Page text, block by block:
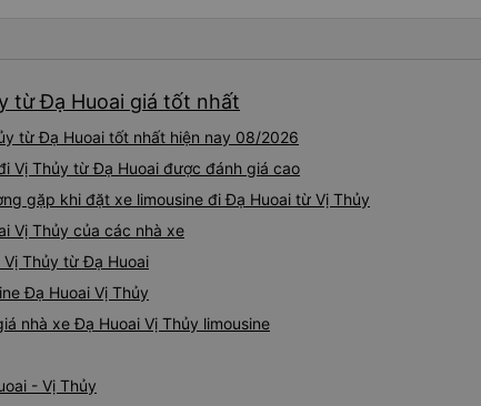
từ Đạ Huoai giá tốt nhất
từ Đạ Huoai tốt nhất hiện nay 08/2026
Vị Thủy từ Đạ Huoai được đánh giá cao
gặp khi đặt xe limousine đi Đạ Huoai từ Vị Thủy
Vị Thủy của các nhà xe
Thủy từ Đạ Huoai
Đạ Huoai Vị Thủy
nhà xe Đạ Huoai Vị Thủy limousine
- Vị Thủy